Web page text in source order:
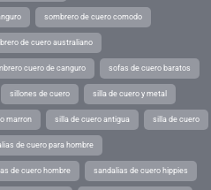
sombrero de cuero comodo
de cuero australiano
cuero de canguro sofas de cuero baratos
sillones de cuero silla de cuero y metal
marron silla de cuero antigua silla de cuero
de cuero para hombre
de cuero hombre sandalias de cuero hippies